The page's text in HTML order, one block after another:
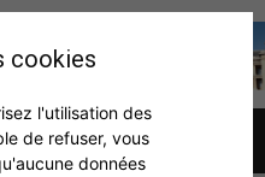
cookies
l'utilisation des
de refuser, vous
données